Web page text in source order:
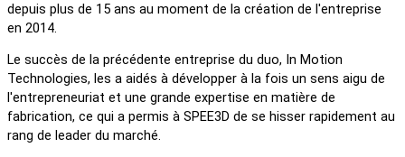
depuis plus de 15 ans au moment de la création de l'entreprise
en 2014.
Le succès de la précédente entreprise du duo, In Motion
Technologies, les a aidés à développer à la fois un sens aigu de
l'entrepreneuriat et une grande expertise en matière de
fabrication, ce qui a permis à SPEE3D de se hisser rapidement au
rang de leader du marché.